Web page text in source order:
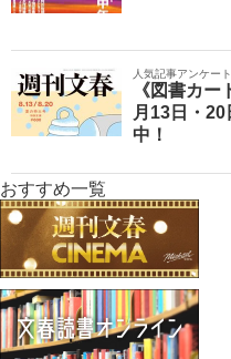
人気記事アンケート
《図書カ
月13日・
中！
おすすめ一覧